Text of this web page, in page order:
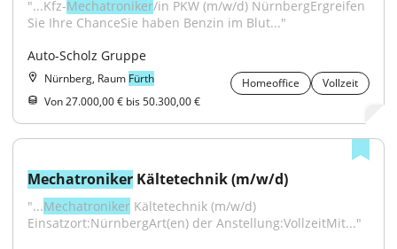
"...Kfz-Mechatroniker/in PKW (m/w/d) NürnbergErgreifen
Sie Ihre ChanceSie haben Benzin im Blut..."
Auto-Scholz Gruppe
Nürnberg, Raum Fürth Homeoffice
Vollzeit
Von 27.000,00 € bis 50.300,00 €
Mechatroniker Kältetechnik (m/w/d)
"...Mechatroniker Kältetechnik (m/w/d)
Einsatzort:NürnbergArt(en) der Anstellung:VollzeitMit..."